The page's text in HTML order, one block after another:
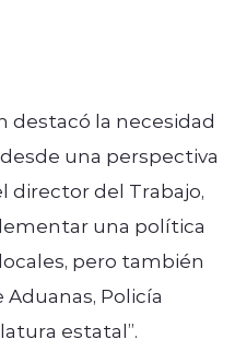
destacó la necesidad
una perspectiva
director del Trabajo,
una política
pero también
Policía
estatal”.